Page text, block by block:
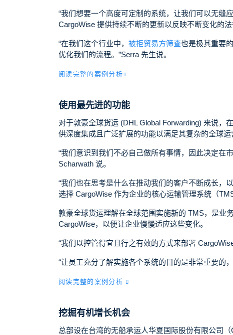
“我们想要一个高度可定制的系统，让我们可以无缝
CargoWise 提供持续不断的更新以反映不断变化的
“在我们这个行业中， 被拒贸易方筛查也是极其重要
优化我们的流程。”Serra 先生说。
阅读完整的案例分析
使用最先进的功能
对于敦豪全球货运 (DHL Global Forwarding) 来说，
供深度集成且广泛扩展的功能以满足其复杂的全球运
“我们意识到我们不必自己做所有事情，因此决定在
Scharwath 说。
“我们也在思考是什么在推动我们的客户不断成长，
选择 CargoWise 作为企业的核心运输管理系统（
敦豪全球货运理解在全球范围实施新的 TMS，是业
CargoWise，以便让企业慢慢适应这些变化。
“我们以控管得宜且行之有效的方式来部署
“让员工充分了解实施各个系统的目的是非常重要的
阅读完整的案例分析
挖掘有机增长机会
总部设在台湾的无船承运人华夏国际股份有限公司